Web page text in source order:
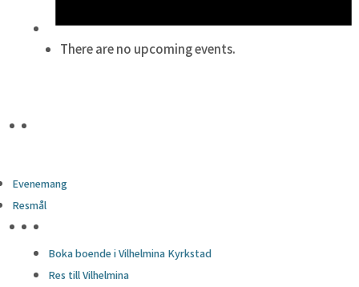
There are no upcoming events.
Evenemang
Resmål
Boka boende i Vilhelmina Kyrkstad
Res till Vilhelmina